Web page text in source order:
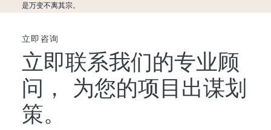
是万变不离其宗。
立即咨询
立即联系我们的专业顾
问，
为您的项目出谋划
策。